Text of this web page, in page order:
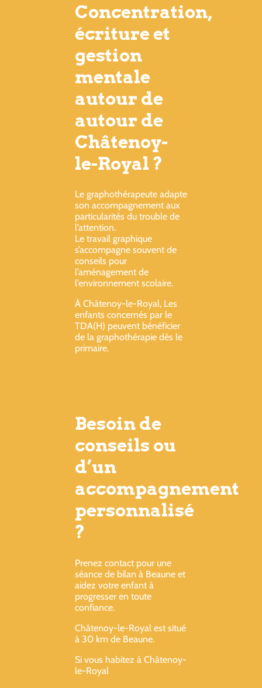
Concentration,
écriture et
gestion
mentale
autour de
autour de
Châtenoy-
le-Royal ?
Le graphothérapeute adapte
son accompagnement aux
particularités du trouble de
l’attention.
Le travail graphique
s’accompagne souvent de
conseils pour
l’aménagement de
l’environnement scolaire.
À Châtenoy-le-Royal, Les
enfants concernés par le
TDA(H) peuvent bénéficier
de la graphothérapie dès le
primaire.
Besoin de
conseils ou
d’un
accompagnement
personnalisé
?
Prenez contact pour une
séance de bilan à Beaune et
aidez votre enfant à
progresser en toute
confiance.
Châtenoy-le-Royal est situé
à 30 km de Beaune.
Si vous habitez à Châtenoy-
le-Royal